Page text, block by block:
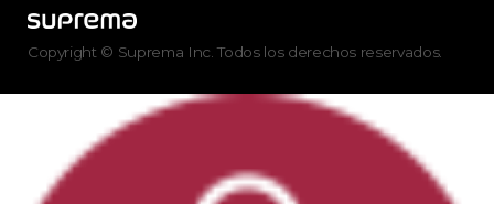
Copyright © Suprema Inc. Todos los derechos reservados.